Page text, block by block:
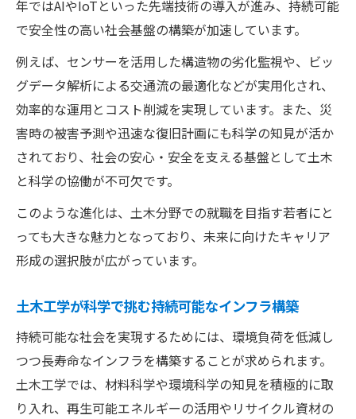
土木学会全国大会で語られる科学の最新動
向
土木分野で活躍する科学者たちの研究と役
割
土木と科学が導く未来のまちづくりの可能
性
社会を支える土木工学と科学技術の魅力
土木工学が科学で支える安全な社会の実現
科学技術による土木インフラの進化と展望
土木分野で活きる科学の専門知識と技能
介
土木技術者が感じる科学分野のやりがいと
は
土木科で学ぶ内容と科学の関わり方とは
土木科で学べる科学分野の基礎と応用例
年ではAIやIoTといった先端技術の導入が進み、持続可能
で安全性の高い社会基盤の構築が加速しています。
例えば、センサーを活用した構造物の劣化監視や、ビッ
グデータ解析による交通流の最適化などが実用化され、
効率的な運用とコスト削減を実現しています。また、災
害時の被害予測や迅速な復旧計画にも科学の知見が活か
されており、社会の安心・安全を支える基盤として土木
と科学の協働が不可欠です。
このような進化は、土木分野での就職を目指す若者にと
っても大きな魅力となっており、未来に向けたキャリア
形成の選択肢が広がっています。
土木工学が科学で挑む持続可能なインフラ構築
持続可能な社会を実現するためには、環境負荷を低減し
つつ長寿命なインフラを構築することが求められます。
土木工学では、材料科学や環境科学の知見を積極的に取
り入れ、再生可能エネルギーの活用やリサイクル資材の